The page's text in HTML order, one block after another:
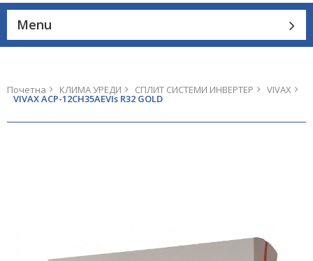
Menu
Почетна КЛИМА УРЕДИ СПЛИТ СИСТЕМИ ИНВЕРТЕР VIVAX
VIVAX ACP-12CH35AEVIs R32 GOLD